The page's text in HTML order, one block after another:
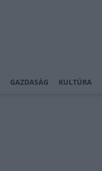
GAZDASÁG KULTÚRA